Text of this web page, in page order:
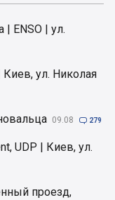
ENSO | ул.
ул. Николая
09.08  279
UDP | Киев, ул.
проезд,